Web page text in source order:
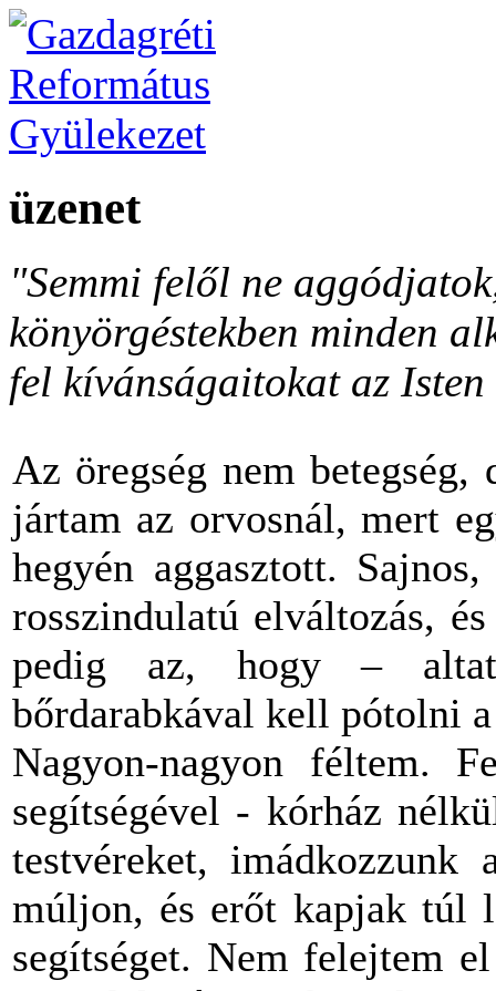
üzenet
"Semmi felől ne
könyörgéstekben minden
fel kívánságaitokat az
Az öregség nem
jártam az orvosnál, mert
hegyén aggasztott.
rosszindulatú elváltozás,
pedig az, hogy –
bőrdarabkával kell pótolni
Nagyon-nagyon féltem.
segítségével - kórház
testvéreket,
múljon, és erőt kapjak túl
segítséget. Nem felejtem